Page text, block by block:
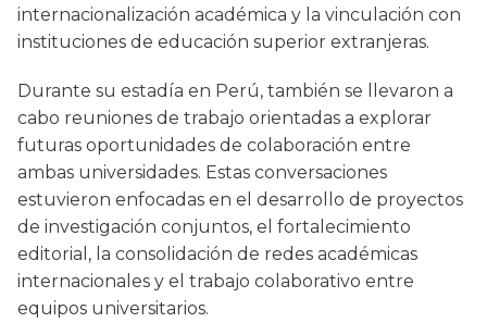
internacionalización académica y la vinculación con
instituciones de educación superior extranjeras.
Durante su estadía en Perú, también se llevaron a
cabo reuniones de trabajo orientadas a explorar
futuras oportunidades de colaboración entre
ambas universidades. Estas conversaciones
estuvieron enfocadas en el desarrollo de proyectos
de investigación conjuntos, el fortalecimiento
editorial, la consolidación de redes académicas
internacionales y el trabajo colaborativo entre
equipos universitarios.